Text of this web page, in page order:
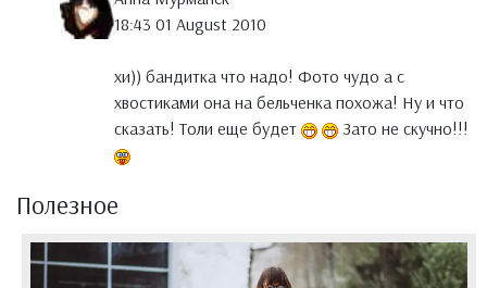
18:43 01 August 2010
хи)) бандитка что надо! Фото чудо а с
хвостиками она на бельченка похожа! Ну и что
сказать! Толи еще будет
Зато не скучно!!!
Полезное